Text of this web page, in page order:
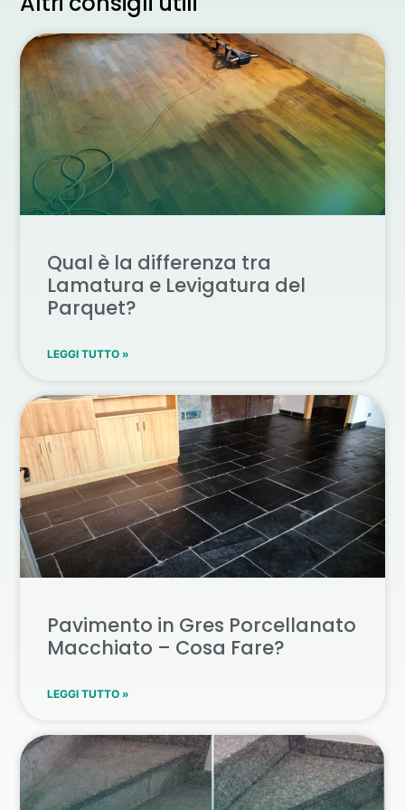
Qual è la differenza tra
Lamatura e Levigatura del
Parquet?
LEGGI TUTTO »
Pavimento in Gres Porcellanato
Macchiato – Cosa Fare?
LEGGI TUTTO »